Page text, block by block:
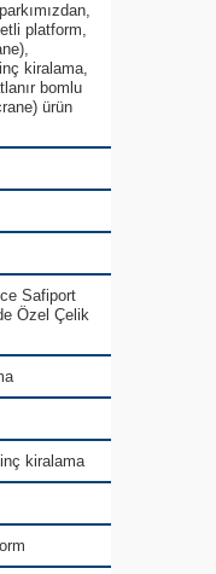
platform,
kiralama,
bomlu
ürün
Safiport
Özel Çelik
kiralama